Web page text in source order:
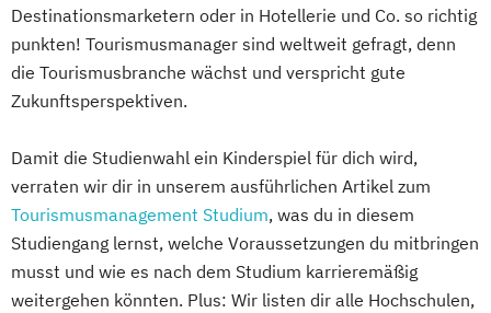
Destinationsmarketern oder in Hotellerie und Co. so richtig
punkten! Tourismusmanager sind weltweit gefragt, denn
die Tourismusbranche wächst und verspricht gute
Zukunftsperspektiven.
Damit die Studienwahl ein Kinderspiel für dich wird,
verraten wir dir in unserem ausführlichen Artikel zum
Tourismusmanagement Studium, was du in diesem
Studiengang lernst, welche Voraussetzungen du mitbringen
musst und wie es nach dem Studium karrieremäßig
weitergehen könnten. Plus: Wir listen dir alle Hochschulen,